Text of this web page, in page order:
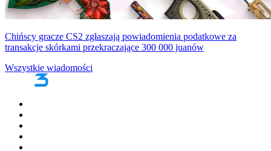
Chińscy gracze CS2 zgłaszają powiadomienia podatkowe za
transakcje skórkami przekraczające 300 000 juanów
Wszystkie wiadomości